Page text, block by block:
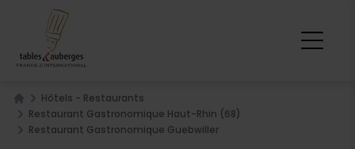
Home
Hôtels - Restaurants
Restaurant Gastronomique Haut-Rhin (68)
Restaurant Gastronomique Guebwiller